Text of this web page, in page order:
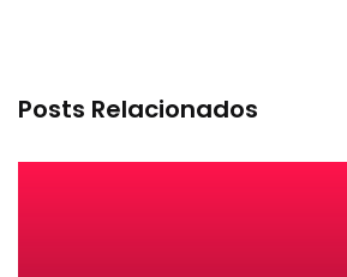
Posts Relacionados